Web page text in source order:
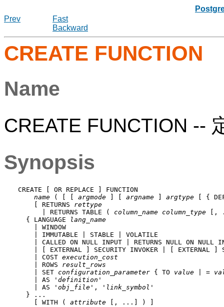
Prev
Fast
Backward
CREATE FUNCTION
Name
CREATE FUNCTION --
Synopsis
CREATE [ OR REPLACE ] FUNCTION
name ( [ [ argmode argname argtype [ {
    [ RETURNS
rettype
      | RETURNS TABLE (
column_name column_type [,
  { LANGUAGE
lang_name
    | WINDOW
    | IMMUTABLE | STABLE | VOLATILE
| CALLED ON NULL INPUT | RETURNS NULL ON NULL
| [ EXTERNAL ] SECURITY INVOKER | [ EXTERNAL ]
    | COST
execution_cost
    | ROWS
result_rows
    | SET
configuration_parameter { TO value | =
    | AS '
definition '
    | AS '
obj_file ', ' link_symbol '
  } ...
    [ WITH (
attribute [, ...] ) ]